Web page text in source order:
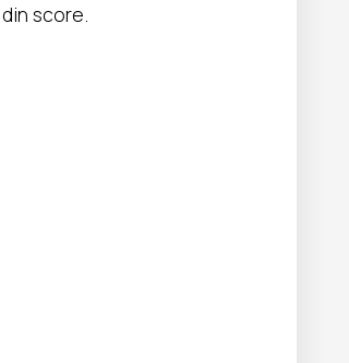
score.